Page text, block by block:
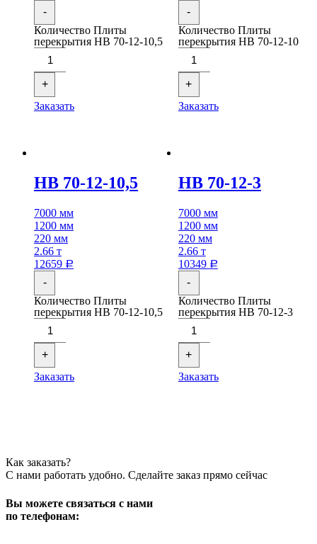
-
Количество Плиты
перекрытия НВ 70-12-10,5
+
Заказать
-
Количество Плиты
перекрытия НВ 70-12-10
+
Заказать
НВ 70-12-10,5
7000 мм
1200 мм
220 мм
2.66 т
12659 Р
-
Количество Плиты
перекрытия НВ 70-12-10,5
+
Заказать
НВ 70-12-3
7000 мм
1200 мм
220 мм
2.66 т
10349 Р
-
Количество Плиты
перекрытия НВ 70-12-3
+
Заказать
Как заказать?
С нами работать удобно. Сделайте заказ прямо сейчас
Вы можете связаться с нами
по телефонам: